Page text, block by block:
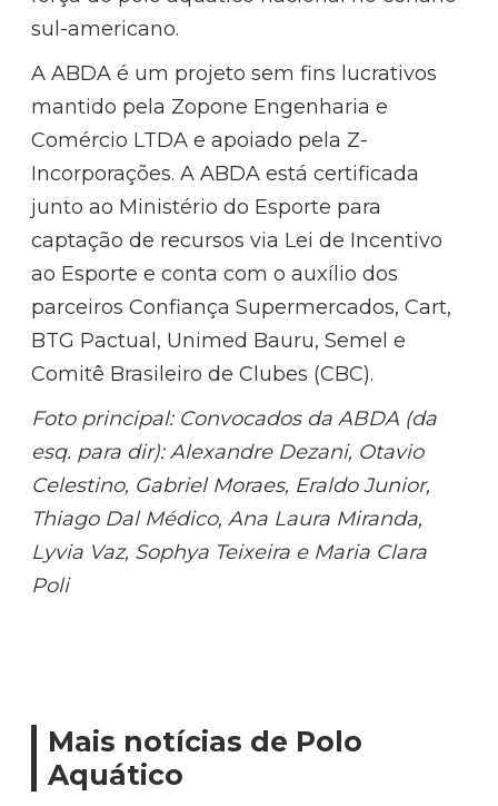
sul-americano.
A ABDA é um projeto sem fins lucrativos
mantido pela Zopone Engenharia e
Comércio LTDA e apoiado pela Z-
Incorporações. A ABDA está certificada
junto ao Ministério do Esporte para
captação de recursos via Lei de Incentivo
ao Esporte e conta com o auxílio dos
parceiros Confiança Supermercados, Cart,
BTG Pactual, Unimed Bauru, Semel e
Comitê Brasileiro de Clubes (CBC).
Foto principal: Convocados da ABDA (da
esq. para dir): Alexandre Dezani, Otavio
Celestino, Gabriel Moraes, Eraldo Junior,
Thiago Dal Médico, Ana Laura Miranda,
Lyvia Vaz, Sophya Teixeira e Maria Clara
Poli
Mais notícias de Polo
Aquático